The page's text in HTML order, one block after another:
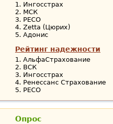
Ингосстрах
МСК
РЕСО
Zetta (Цюрих)
Адонис
Рейтинг надежности
АльфаСтрахование
ВСК
Ингосстрах
Ренессанс Страхование
РЕСО
Опрос